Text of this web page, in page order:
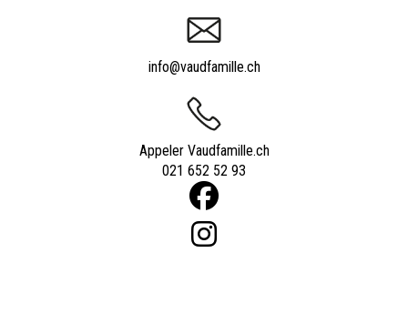
info@vaudfamille.ch
Appeler Vaudfamille.ch
021 652 52 93